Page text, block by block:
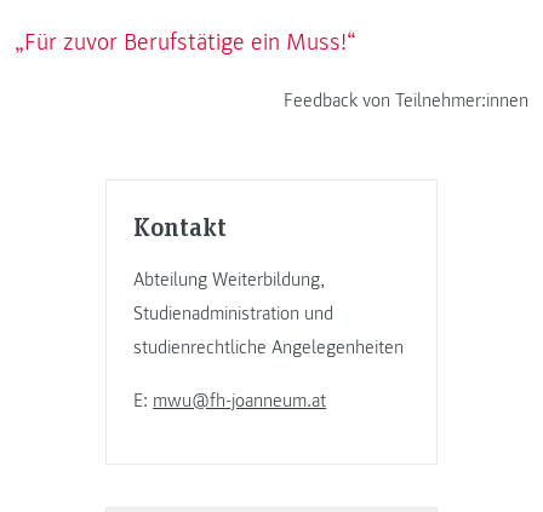
Kontakt
Abteilung Weiterbildung,
Studienadministration und
studienrechtliche Angelegenheiten
E: mwu@fh-joanneum.at
„Für zuvor Berufstätige ein Muss!“
Feedback von Teilnehmer:innen